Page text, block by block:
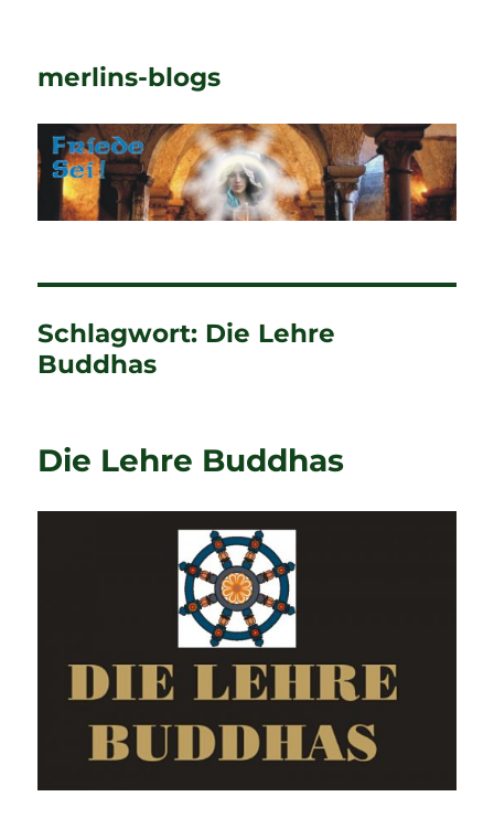
merlins-blogs
Schlagwort: Die Lehre
Buddhas
Die Lehre Buddhas